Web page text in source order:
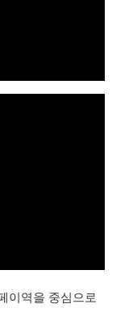
이역을 중심으로